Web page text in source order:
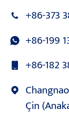
+86-373
+86-199
+86-182
Çin